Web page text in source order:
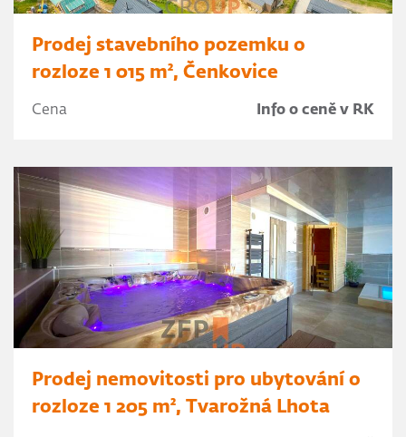
Prodej stavebního pozemku o
rozloze 1 015 m², Čenkovice
Cena Info o ceně v RK
Prodej nemovitosti pro ubytování o
rozloze 1 205 m², Tvarožná Lhota